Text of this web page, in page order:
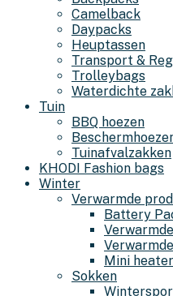
Camelback
Daypacks
Heuptassen
Transport &
Trolleybags
Waterdichte
Tuin
BBQ hoezen
Tuinafvalzakken
KHODI Fashion bags
Winter
Verwarmde
Battery
Mini
Sokken